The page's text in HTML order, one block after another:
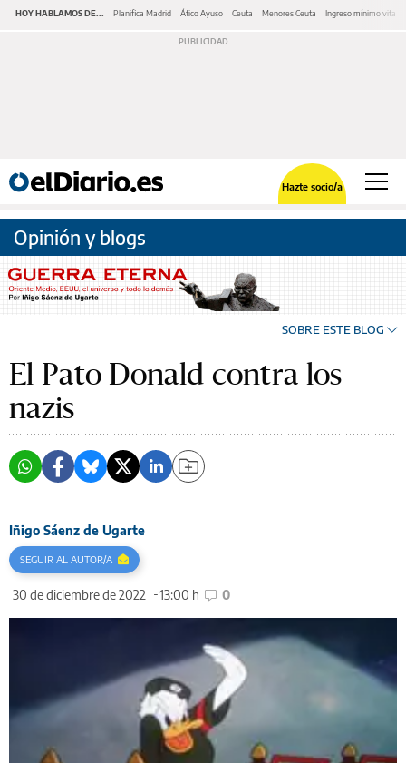
HOY HABLAMOS DE... Planifica Madrid Ático Ayuso Ceuta Menores Ceuta Ingreso mínimo vital
Hazte socio/a
Opinión y blogs
SOBRE ESTE BLOG
El Pato Donald contra los
nazis
Iñigo Sáenz de Ugarte
30 de diciembre de 2022 13:00 h 0
SEGUIR AL AUTOR/A